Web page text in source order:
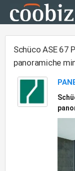
Schüco ASE 67
panoramiche